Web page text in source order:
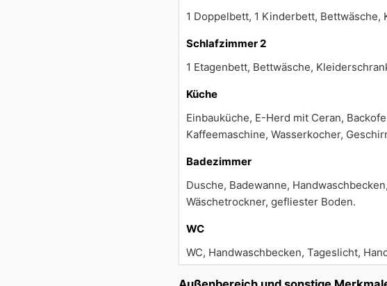
1 Doppelbett, 1 Kinderbett,
Schlafzimmer 2
1 Etagenbett, Bettwäsche,
Küche
Einbauküche, E-Herd mit Ceran,
Kaffeemaschine, Wasserkocher,
Badezimmer
Dusche, Badewanne,
Wäschetrockner, gefliester Boden.
WC
WC, Handwaschbecken, Tageslicht,